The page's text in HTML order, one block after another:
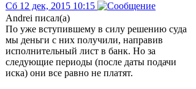
Сб 12 дек, 2015 10:15
Andrei писал(а)
По уже вступившему в силу решению суда
мы деньги с них получили, направив
исполнительный лист в банк. Но за
следующие периоды (после даты подачи
иска) они все равно не платят.